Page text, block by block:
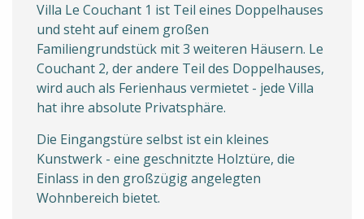
Villa Le Couchant 1 ist Teil eines Doppelhauses
und steht auf einem großen
Familiengrundstück mit 3 weiteren Häusern. Le
Couchant 2, der andere Teil des Doppelhauses,
wird auch als Ferienhaus vermietet - jede Villa
hat ihre absolute Privatsphäre.
Die Eingangstüre selbst ist ein kleines
Kunstwerk - eine geschnitzte Holztüre, die
Einlass in den großzügig angelegten
Wohnbereich bietet.